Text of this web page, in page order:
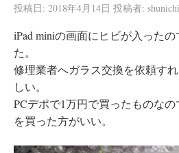
投稿日: 2018年4月14日 投稿者: shunichi
iPad miniの画面にヒビが入った
た。
修理業者へガラス交換を依頼す
しい。
PCデポで1万円で買ったものな
を買った方がいい。